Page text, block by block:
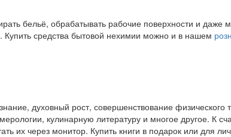
бельё, обрабатывать рабочие поверхности и
Купить средства бытовой нехимии можно и в нашем
духовный рост, совершенствование
кулинарную литературу и многое другое. К
их через монитор. Купить книги в подарок или для